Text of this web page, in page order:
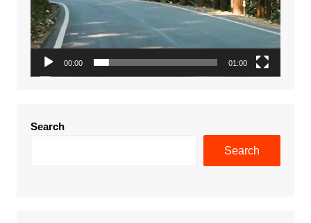
00:00 01:00
Search
Search